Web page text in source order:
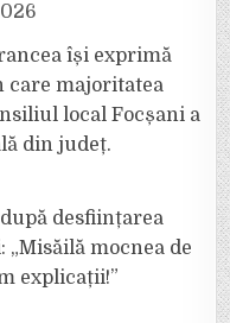
își exprimă
care majoritatea
local Focșani a
din județ.
desființarea
mocnea de
explicații!”